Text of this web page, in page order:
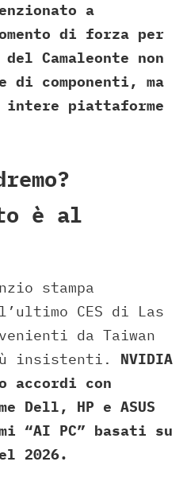
a
di forza per
Camaleonte non
di componenti, ma
intere piattaforme
è al
stampa
CES di Las
da Taiwan
insistenti. NVIDIA
accordi con
Dell, HP e ASUS
“AI PC” basati su
2026.